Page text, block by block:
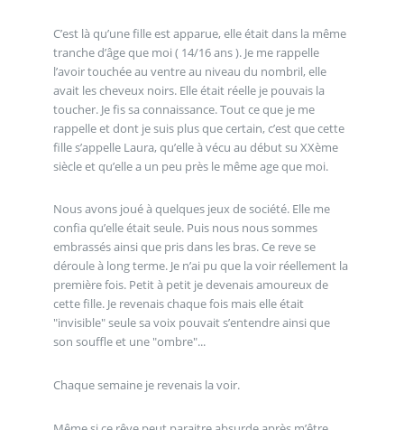
C’est là qu’une fille est apparue, elle était dans la même
tranche d’âge que moi ( 14/16 ans ). Je me rappelle
l’avoir touchée au ventre au niveau du nombril, elle
avait les cheveux noirs. Elle était réelle je pouvais la
toucher. Je fis sa connaissance. Tout ce que je me
rappelle et dont je suis plus que certain, c’est que cette
fille s’appelle Laura, qu’elle à vécu au début su XXème
siècle et qu’elle a un peu près le même age que moi.
Nous avons joué à quelques jeux de société. Elle me
confia qu’elle était seule. Puis nous nous sommes
embrassés ainsi que pris dans les bras. Ce reve se
déroule à long terme. Je n’ai pu que la voir réellement la
première fois. Petit à petit je devenais amoureux de
cette fille. Je revenais chaque fois mais elle était
"invisible" seule sa voix pouvait s’entendre ainsi que
son souffle et une "ombre"...
Chaque semaine je revenais la voir.